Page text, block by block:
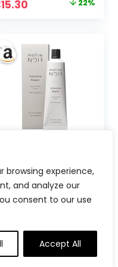
browsing experience,
and analyze our
consent to our use
Accept All
15.30 Aktueller
€15.30.
22%
& Nail Cream
–
Handcreme für
trockene
–